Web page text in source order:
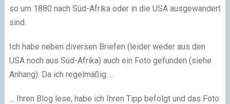
so um 1880 nach Süd-Afrika oder in die USA ausgewandert
sind.
Ich habe neben diversen Briefen (leider weder aus den
USA noch aus Süd-Afrika) auch ein Foto gefunden (siehe
Anhang). Da ich regelmäßig….
… Ihren Blog lese, habe ich Ihren Tipp befolgt und das Foto